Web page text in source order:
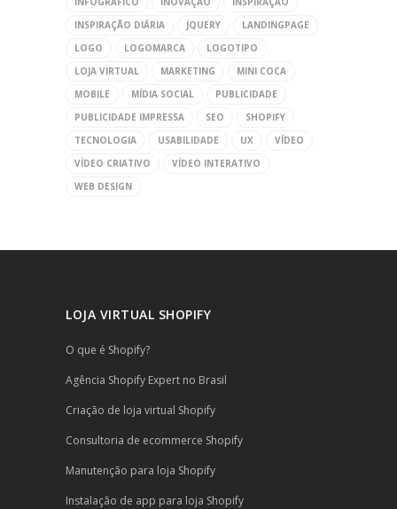
INSPIRAÇÃO DIÁRIA
JQUERY
LANDINGPAGE
LOGO
LOGOMARCA
LOGOTIPO
LOJA VIRTUAL
MARKETING
MINI COCA
MOBILE
MÍDIA SOCIAL
PUBLICIDADE
PUBLICIDADE IMPRESSA
SEO
SHOPIFY
TECNOLOGIA
USABILIDADE UX
VÍDEO
VÍDEO CRIATIVO
VÍDEO INTERATIVO
WEB DESIGN
LOJA VIRTUAL SHOPIFY
O que é Shopify?
Agência Shopify Expert no Brasil
Criação de loja virtual Shopify
Consultoria de ecommerce Shopify
Manutenção para loja Shopify
Instalação de app para loja Shopify